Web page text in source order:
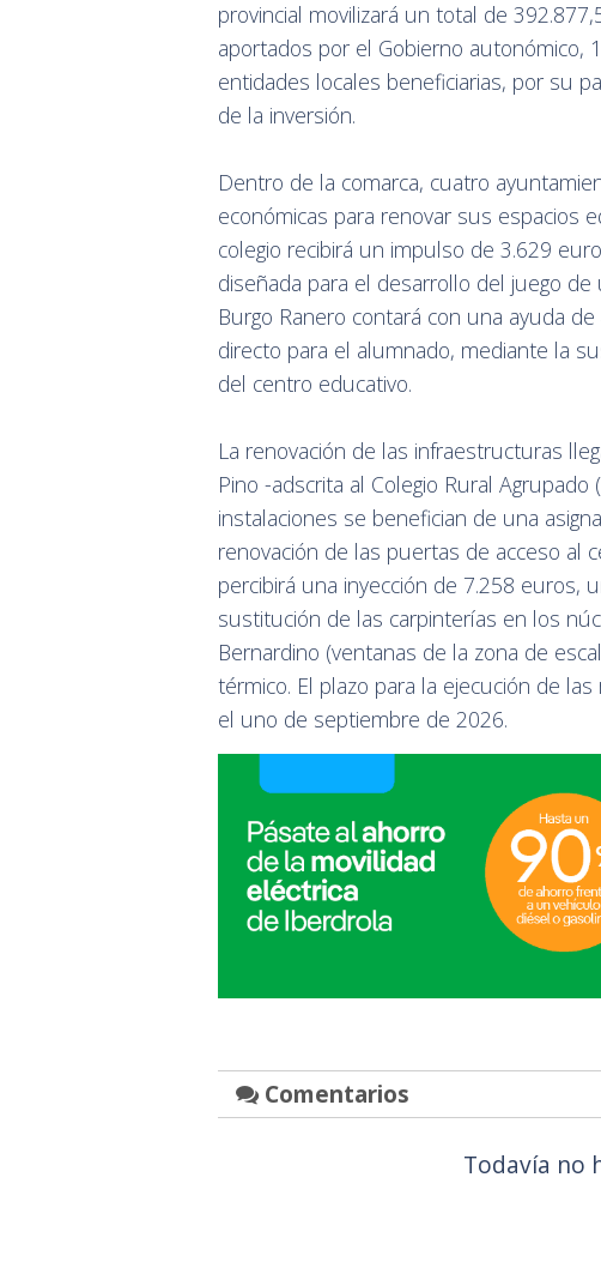
provincial movilizará un total de
aportados por el Gobierno autonómico,
entidades locales beneficiarias, por su
de la inversión.
Dentro de la comarca, cuatro
económicas para renovar sus espacios
colegio recibirá un impulso de 3.629
diseñada para el desarrollo del juego
Burgo Ranero contará con una ayuda
directo para el alumnado, mediante la
del centro educativo.
La renovación de las infraestructuras
Pino -adscrita al Colegio Rural Agrupado
instalaciones se benefician de una
renovación de las puertas de acceso al
percibirá una inyección de 7.258 euros,
sustitución de las carpinterías en los
Bernardino (ventanas de la zona de
térmico. El plazo para la ejecución de
el uno de septiembre de 2026.
Comentarios
Todavía no